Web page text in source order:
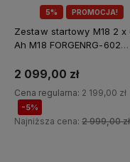
5% PROMOCJA!
Zestaw startowy M18 2 x
Ah M18 FORGENRG-602
2 099,00 zł
Cena regularna: 2 199,00 zł
-5%
Najniższa cena: 2 999,00 zł